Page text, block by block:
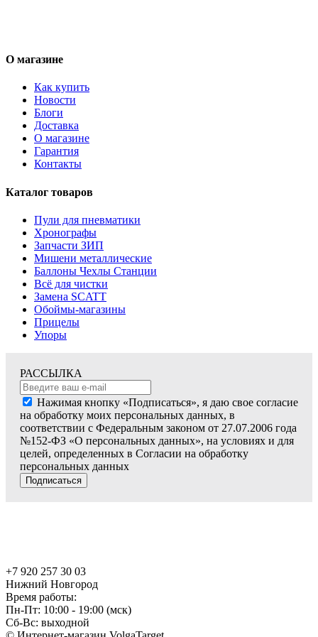
О магазине
Как купить
Новости
Блоги
Доставка
О магазине
Гарантия
Контакты
Каталог товаров
Пули для пневматики
Хронографы
Запчасти ЗИП
Мишени металлические
Баллоны Чехлы Станции
Всё для чистки
Замена SCATT
Обоймы-магазины
Прицелы
Упоры
РАССЫЛКА
Нажимая кнопку «Подписаться», я даю свое согласие
на обработку моих персональных данных, в
соответствии с Федеральным законом от 27.07.2006 года
№152-ФЗ «О персональных данных», на условиях и для
целей, определенных в Согласии на обработку
персональных данных
Подписаться
+7 920 257 30 03
Нижний Новгород
Время работы:
Пн-Пт: 10:00 - 19:00 (мск)
Сб-Вс: выходной